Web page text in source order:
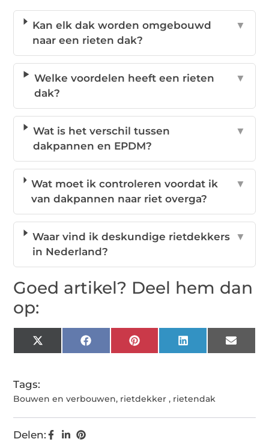
Kan elk dak worden omgebouwd
naar een rieten dak?
▼
Welke voordelen heeft een rieten
dak?
▼
Wat is het verschil tussen
dakpannen en EPDM?
▼
Wat moet ik controleren voordat ik
van dakpannen naar riet overga?
▼
Waar vind ik deskundige rietdekkers
in Nederland?
▼
Goed artikel? Deel hem dan
op:
X
(Twitter)
FacebookPinterestLinkedIn Email
Tags:
Bouwen en verbouwen, rietdekker , rietendak
Delen: